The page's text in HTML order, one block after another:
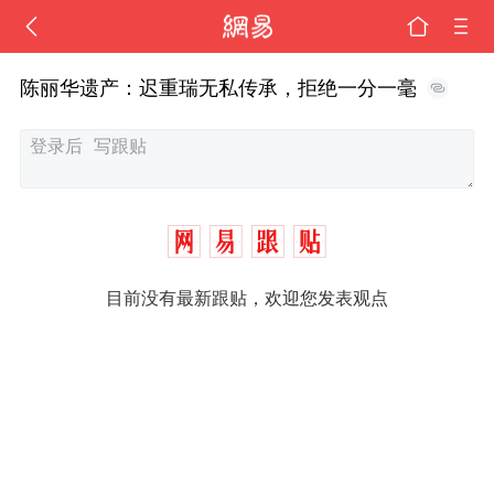
陈丽华遗产：迟重瑞无私传承，拒绝一分一毫
目前没有最新跟贴，欢迎您发表观点